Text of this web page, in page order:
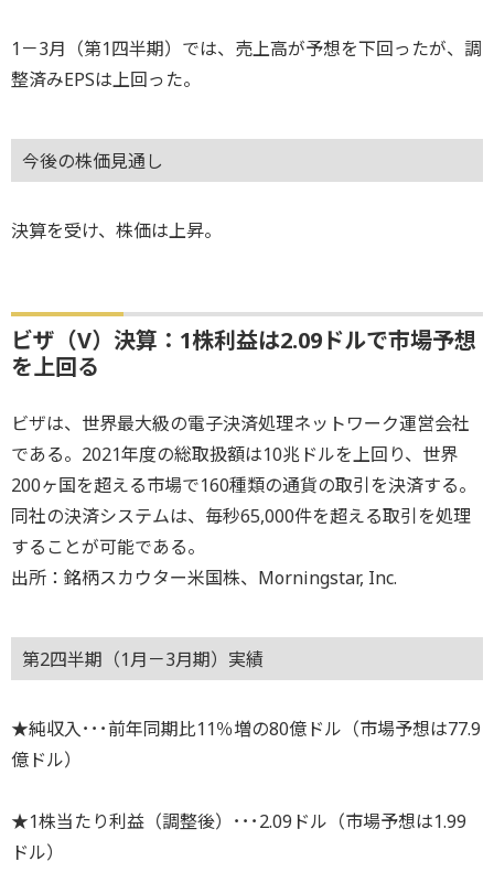
1－3月（第1四半期）では、売上高が予想を下回ったが、調
整済みEPSは上回った。
今後の株価見通し
決算を受け、株価は上昇。
ビザ（V）決算：1株利益は2.09ドルで市場予想
を上回る
ビザは、世界最大級の電子決済処理ネットワーク運営会社
である。2021年度の総取扱額は10兆ドルを上回り、世界
200ヶ国を超える市場で160種類の通貨の取引を決済する。
同社の決済システムは、毎秒65,000件を超える取引を処理
することが可能である。
出所：銘柄スカウター米国株、Morningstar, Inc.
第2四半期（1月－3月期）実績
★純収入･･･前年同期比11％増の80億ドル（市場予想は77.9
億ドル）
★1株当たり利益（調整後）･･･2.09ドル（市場予想は1.99
ドル）